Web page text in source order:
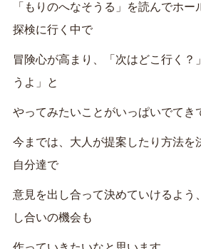
「もりのへなそうる」を読んでホ
探検に行く中で
冒険心が高まり、「次はどこ行く？
うよ」と
やってみたいことがいっぱいでてき
今までは、大人が提案したり方法を
自分達で
意見を出し合って決めていけるよう
し合いの機会も